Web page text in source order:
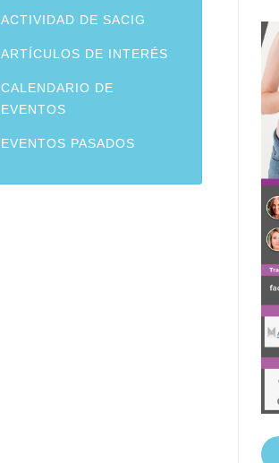
ACTIVIDAD DE SACIG
ARTÍCULOS DE INTERÉS
CALENDARIO DE
EVENTOS
EVENTOS PASADOS